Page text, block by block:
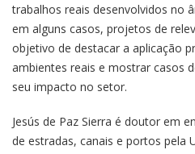
trabalhos reais desenvolvidos no
em alguns casos, projetos de
objetivo de destacar a aplicação
ambientes reais e mostrar casos
seu impacto no setor.
Jesús de Paz Sierra é doutor em
de estradas, canais e portos pela